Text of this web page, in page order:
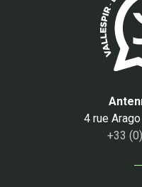
RÉVEIL DES CIMES
*IMMERSION AU CŒUR
DÉGUSTATION
4 rue
+33